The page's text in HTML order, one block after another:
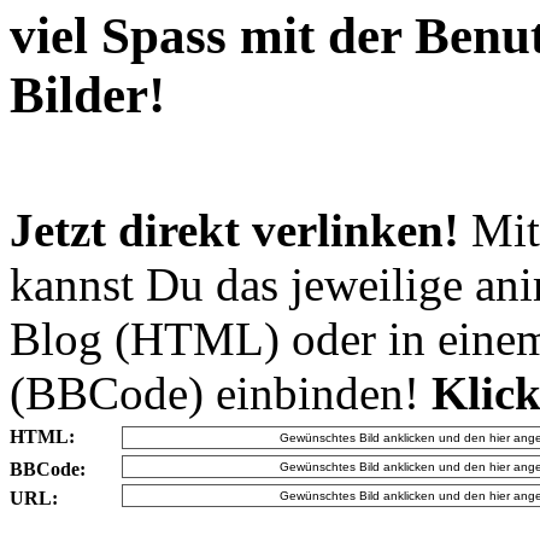
viel Spass mit der
Bilder!
Jetzt direkt verlinken!
kannst Du das jeweilige
Blog (HTML) oder in
(BBCode) einbinden!
HTML:
BBCode:
URL: